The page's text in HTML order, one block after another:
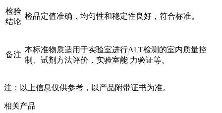
检验
结论
检品定值准确，均匀性和稳定性良好，符合标准。
备注
本标准物质适用于实验室进行ALT检测的室内质量控
制、试剂方法评价，实验室能 力验证等。
注：以上信息仅供参考，以产品附带证书为准。
相关产品